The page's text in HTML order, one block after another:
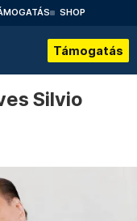
SHOP
Támogatás
Silvio